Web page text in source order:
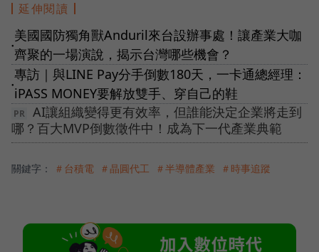
延伸閱讀
●
美國國防獨角獸Anduril來台設辦事處！讓產業大咖
齊聚的一場演說，揭示台灣哪些機會？
●
專訪｜與LINE Pay分手倒數180天，一卡通總經理：
iPASS MONEY要解放雙手、穿自己的鞋
AI讓組織變得更有效率，但誰能決定企業將走到
哪？百大MVP倒數徵件中！成為下一代產業典範
關鍵字： ＃台積電 ＃晶圓代工 ＃半導體產業 ＃時事追蹤